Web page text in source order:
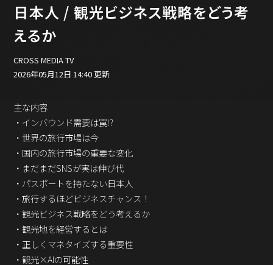
動画
ビジネス・ブック・アカデミー
プロフェッショナル対談
編集4.0
その他
ラジオ
Podcast番組
「ビジネス・ブック・アカデミー」
Podcast番組
「小早川幸一郎の編集者で経営者」
Podcast番組
「東京広報大学」
日本人 / 観光ビジネス戦略をどう考
えるか
CROSS MEDIA TV
2026年05月12日 14:40 更新
主な内容
・インバウンド需要は罠⁉︎
・世界の旅行市場は今
・国内の旅行市場の重要な変化
・まだまだSNSが実は伸び代
・パスポートを持たない日本人
・旅行するほどビジネスチャンス！
・観光ビジネス戦略をどう考えるか
・観光地を経営するとは
・正しくマネタイズする重要性
・観光×AIの可能性